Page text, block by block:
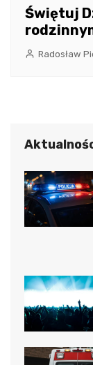
Świętuj
Radosław